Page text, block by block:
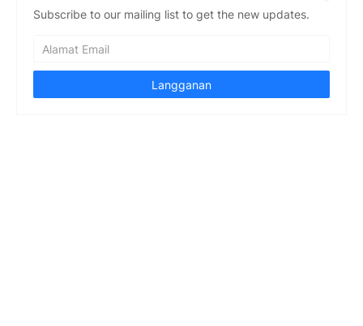
Subscribe to our mailing list to get the new updates.